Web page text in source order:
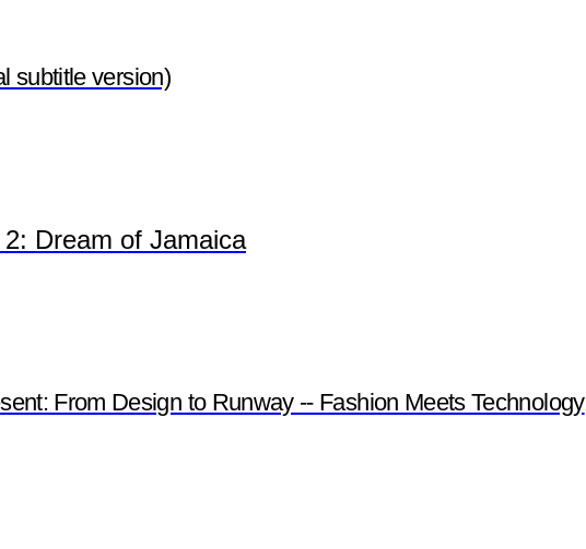
subtitle version)
Dream of Jamaica
From Design to Runway -- Fashion Meets Technology